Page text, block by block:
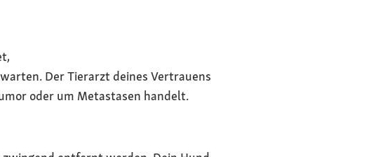
Der Tierarzt deines Vertrauens
oder um Metastasen handelt.